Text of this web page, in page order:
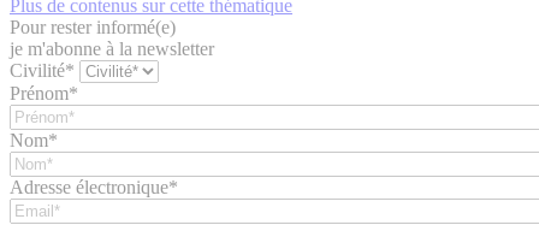
Plus de contenus sur cette thématique
Pour rester informé(e)
je m'abonne à la newsletter
Civilité*
Prénom*
Nom*
Adresse électronique*